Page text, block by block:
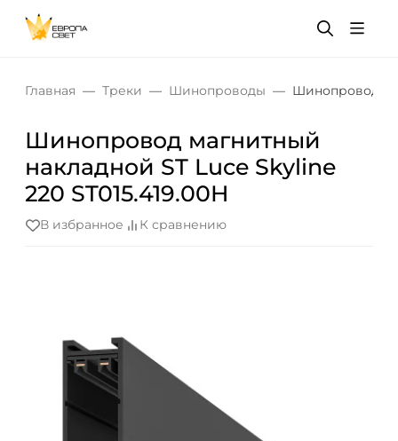
Главная Треки Шинопроводы Шинопровод
Шинопровод магнитный
накладной ST Luce Skyline
220 ST015.419.00H
В избранное К сравнению